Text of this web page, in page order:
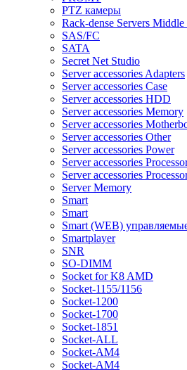
PTZ камеры
Rack-dense Servers Middle
SAS/FC
SATA
Secret Net Studio
Server accessories Adapters
Server accessories Case
Server accessories HDD
Server accessories Memory
Server accessories
Server accessories Other
Server accessories Power
Server accessories
Server accessories
Server Memory
Smart
Smart
Smart (WEB)
Smartplayer
SNR
SO-DIMM
Socket for K8 AMD
Socket-1155/1156
Socket-1200
Socket-1700
Socket-1851
Socket-ALL
Socket-AM4
Socket-AM4